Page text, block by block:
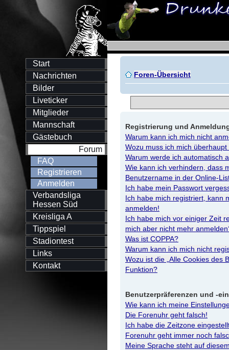
Foren-Übersicht
Registrierung und
Warum kann ich mich nicht
Wozu muss ich mich
Warum werde ich automatisch
Wie kann ich verhindern, dass
Benutzername in der Online-
Ich habe mein Passwort
Ich habe mich registriert, kann
anmelden!
Ich habe mich vor einiger Zeit
mich aber nicht mehr
Was ist COPPA?
Warum kann ich mich nicht
Wozu ist die „Alle Cookies des
Funktion?
Benutzerpräferenzen und -
Wie kann ich meine
Die Forenuhr geht falsch!
Ich habe die Zeitzone
Forenuhr geht immer noch
Meine Sprache steht auf
Start
Nachrichten
Bilder
Liveticker
Mitglieder
Mannschaft
Gästebuch
Forum
FAQ
Registrieren
Anmelden
Verbandsliga
Hessen Süd
Kreisliga A
Tippspiel
Stadiontest
Links
Kontakt